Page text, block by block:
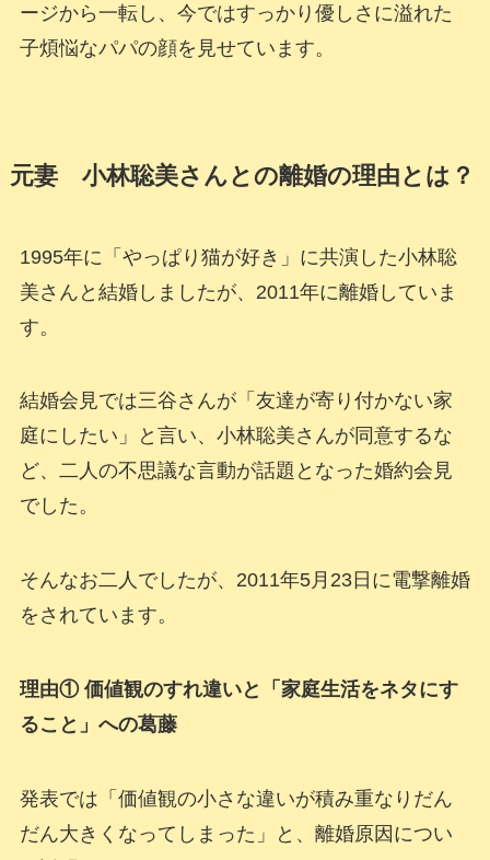
ージから一転し、今ではすっかり優しさに溢れた
子煩悩なパパの顔を見せています。
元妻 小林聡美さんとの離婚の理由とは？
1995年に「やっぱり猫が好き」に共演した小林聡
美さんと結婚しましたが、2011年に離婚していま
す。
結婚会見では三谷さんが「友達が寄り付かない家
庭にしたい」と言い、小林聡美さんが同意するな
ど、二人の不思議な言動が話題となった婚約会見
でした。
そんなお二人でしたが、2011年5月23日に電撃離婚
をされています。
理由① 価値観のすれ違いと「家庭生活をネタにす
ること」への葛藤
発表では「価値観の小さな違いが積み重なりだん
だん大きくなってしまった」と、離婚原因につい